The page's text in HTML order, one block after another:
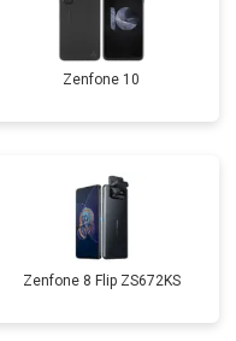
Zenfone 10
Zenfone 8 Flip ZS672KS